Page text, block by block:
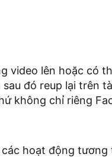
video lên hoặc có
đó reup lại trên
không chỉ riêng
hoạt động